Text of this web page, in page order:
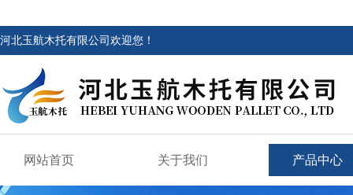
河北玉航木托有限公司欢迎您！
网站首页 关于我们 产品中心